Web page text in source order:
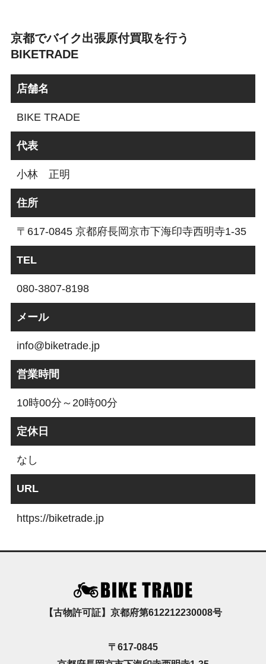
京都でバイク出張原付買取を行う
BIKETRADE
店舗名
BIKE TRADE
代表
小林 正明
住所
〒617-0845 京都府長岡京市下海印寺西明寺1-35
TEL
080-3807-8198
メール
info@biketrade.jp
営業時間
10時00分～20時00分
定休日
なし
URL
https://biketrade.jp
【古物許可証】京都府第612212230008号
〒617-0845